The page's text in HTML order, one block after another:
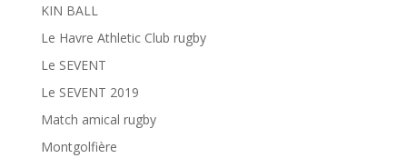
KIN BALL
Le Havre Athletic Club rugby
Le SEVENT
Le SEVENT 2019
Match amical rugby
Montgolfière